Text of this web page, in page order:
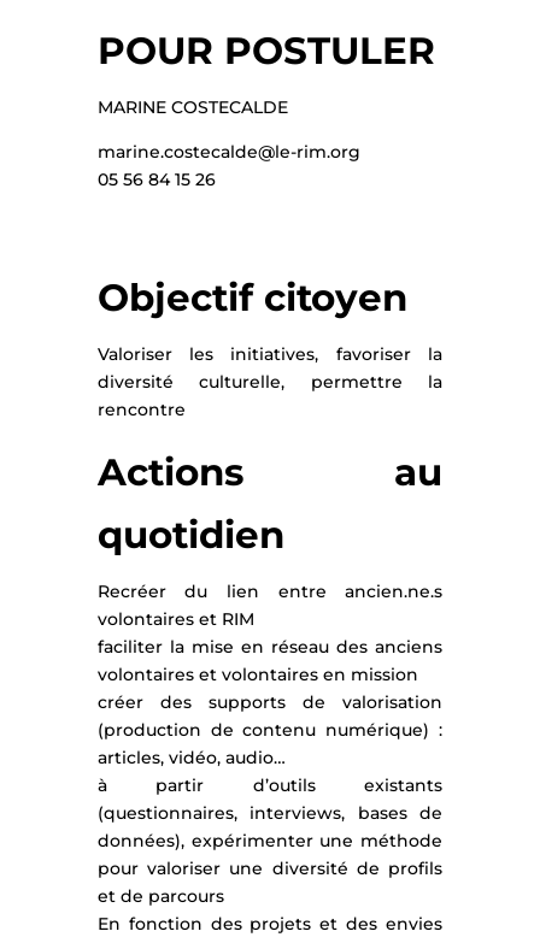
POUR POSTULER
MARINE COSTECALDE
marine.costecalde@le-rim.org
05 56 84 15 26
Objectif citoyen
Valoriser les initiatives, favoriser la
diversité culturelle, permettre la
rencontre
Actions au
quotidien
Recréer du lien entre ancien.ne.s
volontaires et RIM
faciliter la mise en réseau des anciens
volontaires et volontaires en mission
créer des supports de valorisation
(production de contenu numérique) :
articles, vidéo, audio…
à partir d’outils existants
(questionnaires, interviews, bases de
données), expérimenter une méthode
pour valoriser une diversité de profils
et de parcours
En fonction des projets et des envies